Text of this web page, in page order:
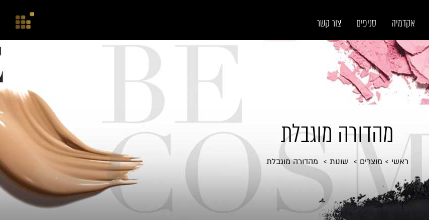
אקדמיה סניפים צור קשר
מהדורה מוגבלת
ראשי מוצרים שונות מהדורה מוגבלת